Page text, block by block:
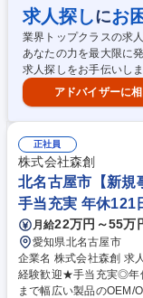
案件(約40%)では、自社
SESでは後段に記載の
の厚さからベテランは
成長できる環境です。数
種 【ITコンサルタント
前給保証
求人探しにお
業界トップクラスの求
あなたの力を最大限に
求人探しをお手伝いしま
アドバイザーに
正社員
株式会社森創
北名古屋市【新規
手当充実 年休121
月給22万円～55万
愛知県北名古屋市
企業名 株式会社森創 求人名 北名古屋市【新規事業の法人・提案営業】未
経験歓迎★手当充実◎年休121日 仕事の内容 新規事業
まで幅広い製品のOEM/